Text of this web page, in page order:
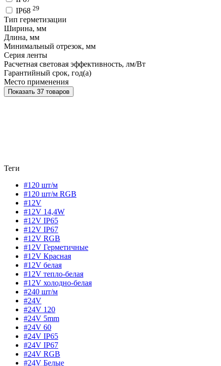
IP68 29
Тип герметизации
Ширина, мм
Длина, мм
Минимальный отрезок, мм
Серия ленты
Расчетная световая эффективность, лм/Вт
Гарантийный срок, год(а)
Место применения
Показать 37 товаров
Теги
#120 шт/м
#120 шт/м RGB
#12V
#12V 14,4W
#12V IP65
#12V IP67
#12V RGB
#12V Герметичные
#12V Красная
#12V белая
#12V тепло-белая
#12V холодно-белая
#240 шт/м
#24V
#24V 120
#24V 5mm
#24V 60
#24V IP65
#24V IP67
#24V RGB
#24V Белые